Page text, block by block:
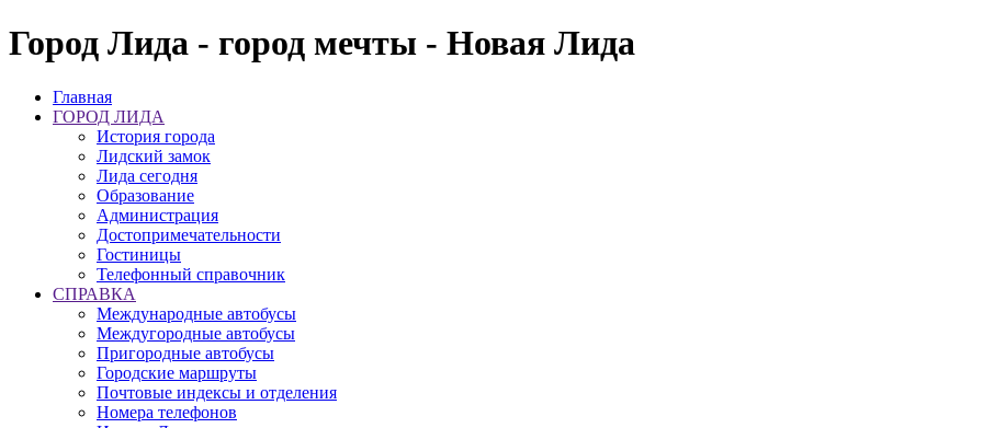
Город Лида - город мечты - Новая Лида
Главная
ГОРОД ЛИДА
История города
Лидский замок
Лида сегодня
Образование
Администрация
Достопримечательности
Гостиницы
Телефонный справочник
СПРАВКА
Международные автобусы
Междугородные автобусы
Пригородные автобусы
Городские маршруты
Почтовые индексы и отделения
Номера телефонов